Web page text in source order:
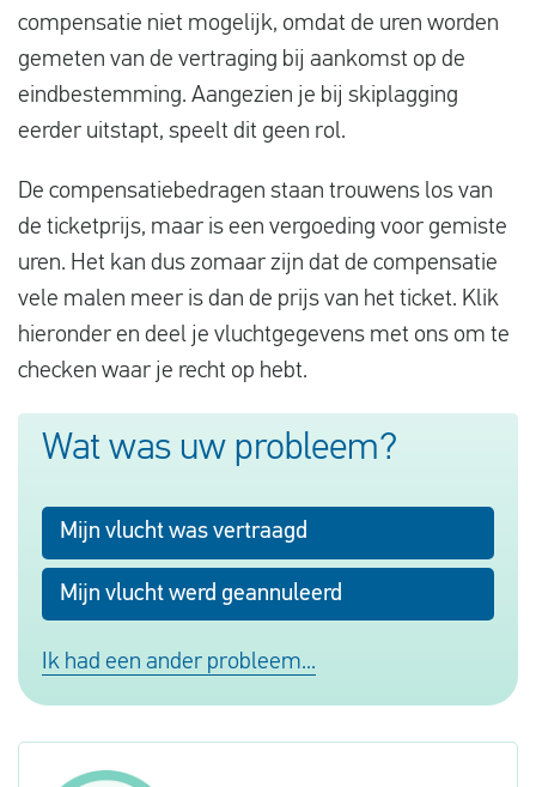
compensatie niet mogelijk, omdat de uren worden
gemeten van de vertraging bij aankomst op de
eindbestemming. Aangezien je bij skiplagging
eerder uitstapt, speelt dit geen rol.
De compensatiebedragen staan trouwens los van
de ticketprijs, maar is een vergoeding voor gemiste
uren. Het kan dus zomaar zijn dat de compensatie
vele malen meer is dan de prijs van het ticket. Klik
hieronder en deel je vluchtgegevens met ons om te
checken waar je recht op hebt.
Wat was uw probleem?
Mijn vlucht was vertraagd
Mijn vlucht werd geannuleerd
Ik had een ander probleem...